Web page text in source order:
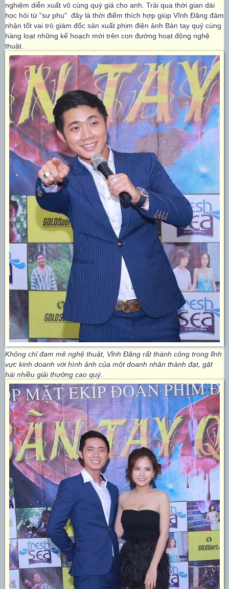
nghiệm diễn xuất vô cùng quý giá cho anh. Trải qua thời gian dài
học hỏi từ "sư phụ" đây là thời điểm thích hợp giúp Vĩnh Đăng đảm
nhận tốt vai trò giám đốc sản xuất phim điện ảnh Bàn tay quỷ cùng
hàng loạt những kế hoạch mới trên con đường hoạt động nghệ
thuật.
Không chỉ đam mê nghệ thuật, Vĩnh Đăng rất thành công trong lĩnh
vực kinh doanh với hình ảnh của một doanh nhân thành đạt, gặt
hái nhiều giải thưởng cao quý.